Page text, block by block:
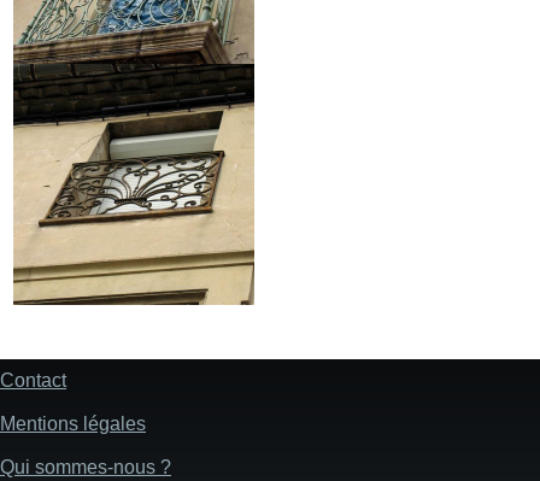
Pied
page
Contact
Mentions légales
Qui sommes-nous ?